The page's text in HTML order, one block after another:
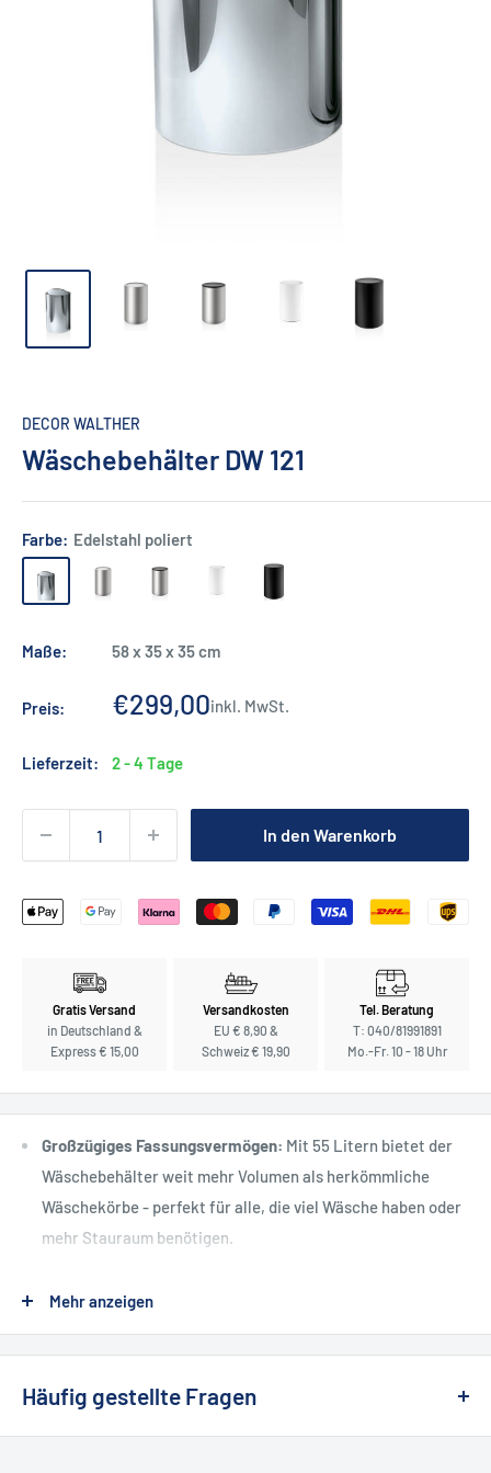
DECOR WALTHER
Wäschebehälter DW 121
Farbe: Edelstahl poliert
Edelstahl
poliert
Edelstahl Edelstahl
matt
Maße: 58 x 35 x 35 cm
Preis: Sonderpreis
€299,00inkl. MwSt.
Lieferzeit: 2 - 4 Tage
In den Warenkorb
Gratis Versand
in Deutschland &
Express € 15,00
Versandkosten
EU € 8,90 &
Schweiz € 19,90
Tel. Beratung
T: 040/81991891
Mo.-Fr. 10 - 18 Uhr
Großzügiges Fassungsvermögen: Mit 55 Litern bietet der
Wäschebehälter weit mehr Volumen als herkömmliche
Wäschekörbe - perfekt für alle, die viel Wäsche haben oder
mehr Stauraum benötigen.
aus widerstandsfähigem Edelstahl mit praktischem
Schwingdeckel zum Schutz der Wäsche sowie integrierten
Zeitloses Design von Decor Walther:
harmonisches Erscheinungsbild in verschiedenen
Mehr anzeigen
Häufig gestellte Fragen